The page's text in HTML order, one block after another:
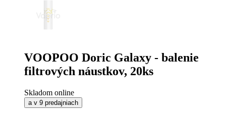
VOOPOO Doric Galaxy - balenie
filtrových náustkov, 20ks
Skladom online
a v 9 predajniach